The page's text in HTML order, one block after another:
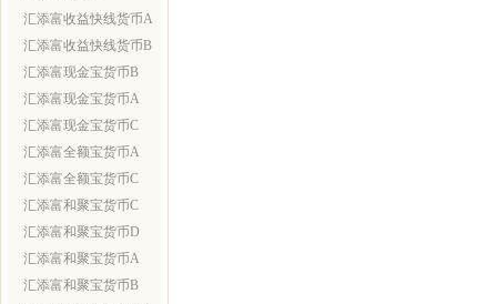
汇添富收益快线货币A
汇添富收益快线货币B
汇添富现金宝货币B
汇添富现金宝货币A
汇添富现金宝货币C
汇添富全额宝货币A
汇添富全额宝货币C
汇添富和聚宝货币C
汇添富和聚宝货币D
汇添富和聚宝货币A
汇添富和聚宝货币B